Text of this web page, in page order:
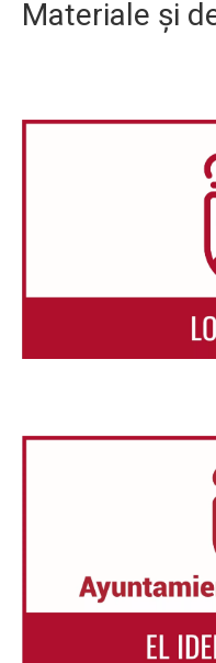
Materiale și